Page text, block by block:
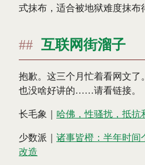
式抹布，适合被地狱难度抹布
互联网街溜子
抱歉。这三个月忙着看网文了
也没啥好讲的……请看链接。
长毛象｜ 哈佛，性骚扰，抵抗
少数派｜ 诸事皆橙：半年时间
改造